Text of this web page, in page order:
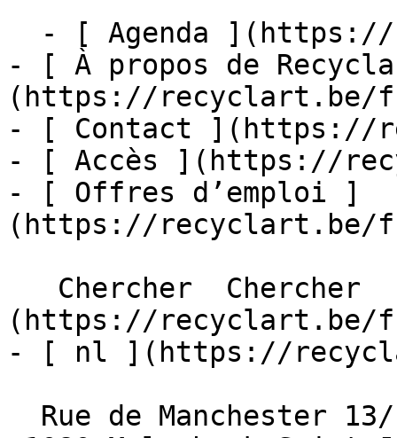
- [ À propos de
(https://recyclart.be/
- [ Contact ](https://
- [ Accès ](https://
- [ Offres d’emploi ]
(https://recyclart.be/
(https://recyclart.be/
- [ nl ](https://